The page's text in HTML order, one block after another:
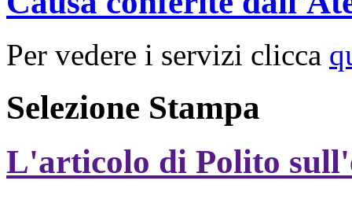
Per vedere i servizi clicca
Selezione Stampa
L'articolo di Polito